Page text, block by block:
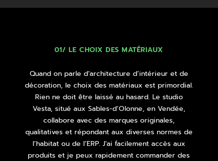
01/ LE CHOIX DES MATÉRIAUX
Quand on parle d’architecture d’intérieur et de
décoration, le choix des matériaux est primordial.
Rien ne doit être laissé au hasard. Le studio
Vesta, situé aux Sables-d’Olonne, en Vendée,
collabore avec des marques originales,
qualitatives et répondant aux diverses normes de
l’habitat ou de l’ERP. J’ai facilement accès aux
produits et je peux rapidement commander des